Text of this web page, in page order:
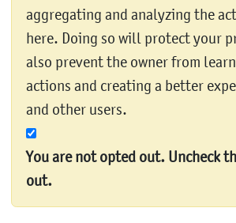
aggregating and analyzing the
here. Doing so will protect your
also prevent the owner from
actions and creating a better
and other users.
You are not opted out. Uncheck
out.